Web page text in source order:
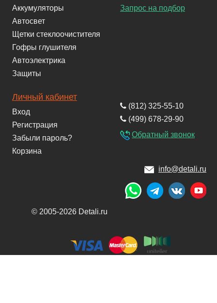
Аккумуляторы
Автосвет
Щетки стеклоочистителя
Гофры глушителя
Автоэлектрика
Защиты
Запрос на подбор
Личный кабинет
Вход
Регистрация
Забыли пароль?
Корзина
(812) 325-55-10
(499) 678-29-90
Обратный звонок
info@detali.ru
© 2005-2026 Detali.ru